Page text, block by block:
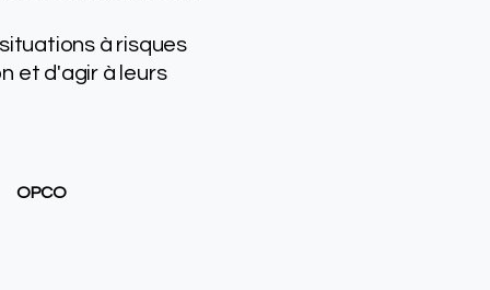
à risques
et d'agir à leurs
OPCO